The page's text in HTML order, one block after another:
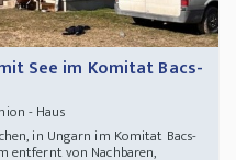
See im Komitat Bacs-
- Haus
in Ungarn im Komitat Bacs-
entfernt von Nachbaren,